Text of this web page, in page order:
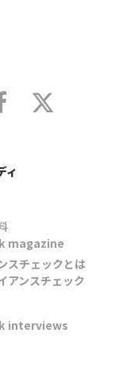
ィ
magazine
スチェックとは
アンスチェック
interviews